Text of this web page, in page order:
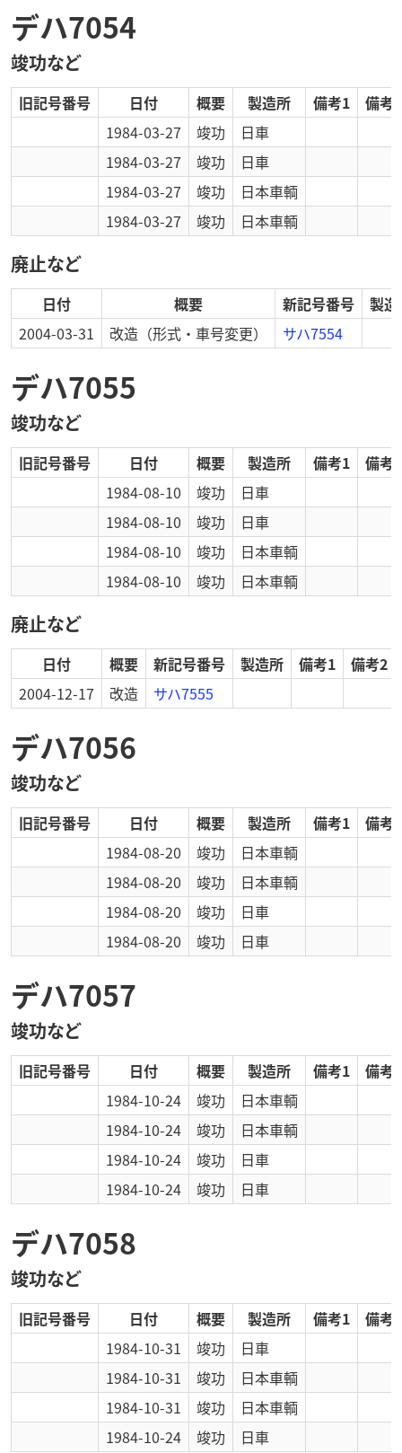
デハ7054
竣功など
旧記号番号 日付 概要 製造所 備考1
備考2
1984-03-27
竣功
日車
1984-03-27
竣功
日車
1984-03-27
竣功
日本車輌
1984-03-27
竣功 日本車輌
廃止など
日付 概要 新記号番号
製
2004-03-31
改造 （形式・車号変更） サハ7554
デハ7055
竣功など
旧記号番号 日付 概要 製造所 備考1
備考2
1984-08-10
竣功
日車
1984-08-10
竣功
日車
1984-08-10
竣功
日本車輌
1984-08-10
竣功 日本車輌
廃止など
日付 概要 新記号番号 製造所 備考1
備考2
2004-12-17
改造 サハ7555
デハ7056
竣功など
旧記号番号 日付 概要 製造所 備考1
備考2
1984-08-20
竣功
日本車輌
1984-08-20
竣功
日本車輌
1984-08-20
竣功
日車
1984-08-20
竣功 日車
デハ7057
竣功など
旧記号番号 日付 概要 製造所 備考1
備考2
1984-10-24
竣功
日本車輌
1984-10-24
竣功
日本車輌
1984-10-24
竣功
日車
1984-10-24
竣功 日車
デハ7058
竣功など
旧記号番号 日付 概要 製造所 備考1
備考2
1984-10-31
竣功
日車
1984-10-31
竣功
日本車輌
1984-10-31
竣功
日本車輌
1984-10-24
竣功 日車